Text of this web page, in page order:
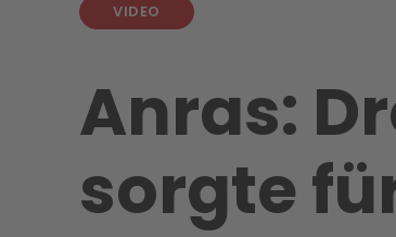
VIDEO
Anras:
sorgte